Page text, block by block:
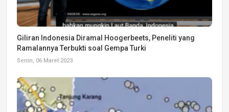
Giliran Indonesia Diramal Hoogerbeets, Peneliti yang
Ramalannya Terbukti soal Gempa Turki
Senin, 06 Maret 2023